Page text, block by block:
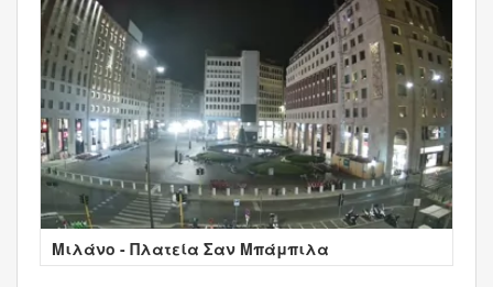
Μιλάνο - Πλατεία Σαν Μπάμπιλα